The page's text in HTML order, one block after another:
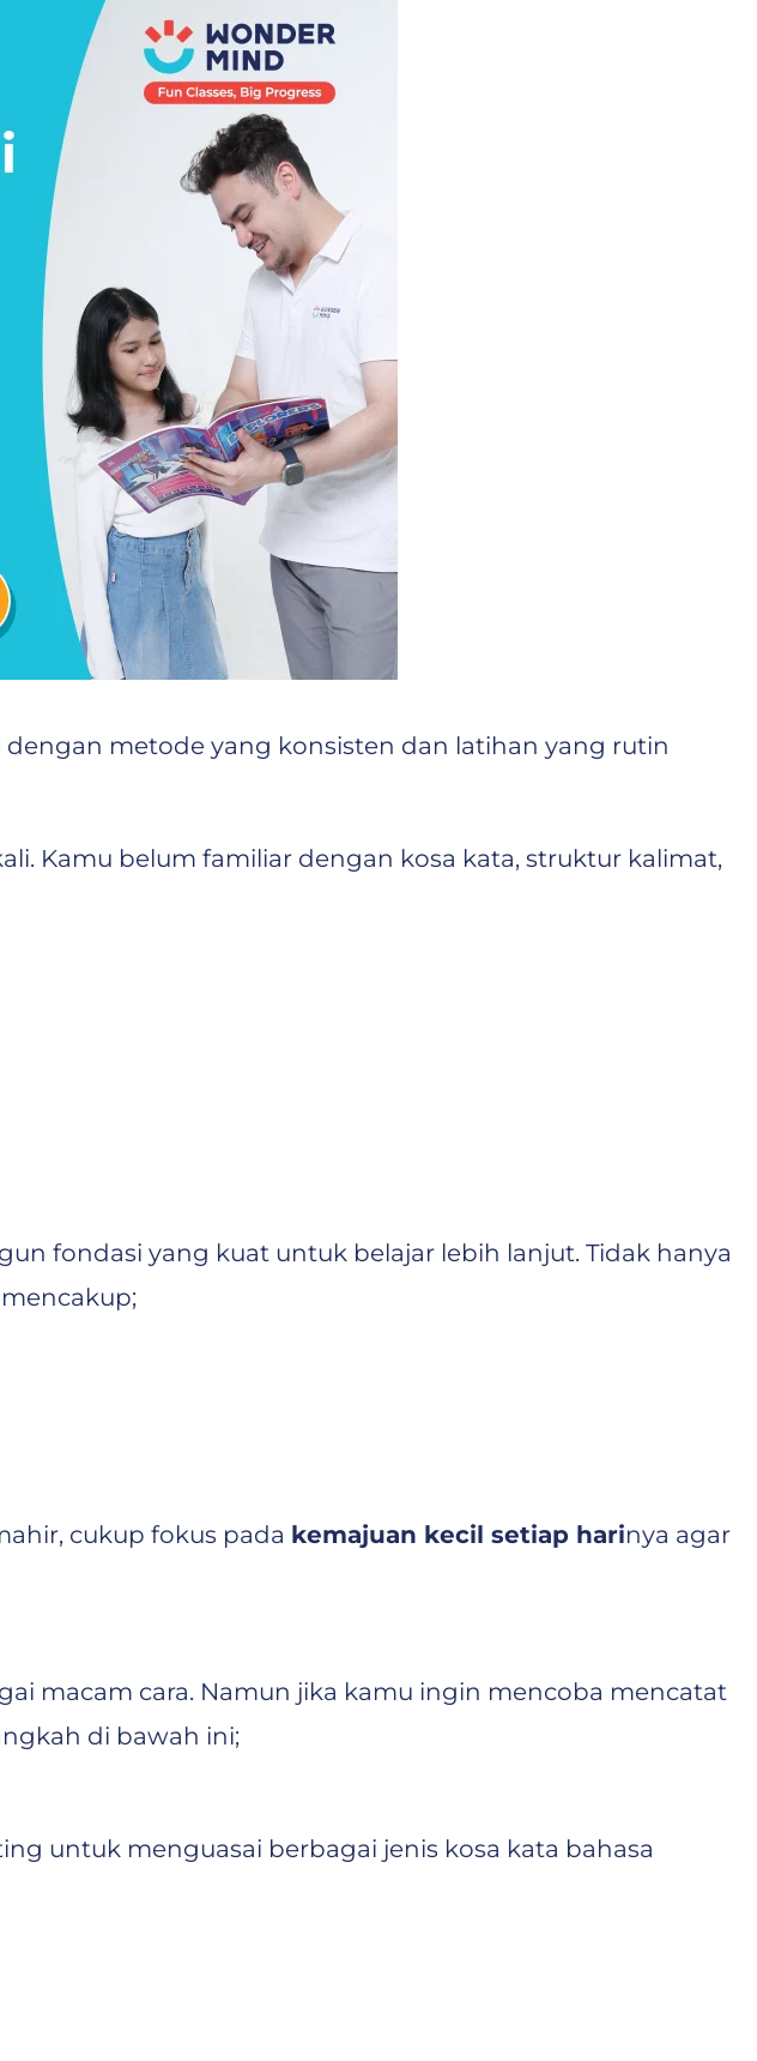
dengan metode yang konsisten dan latihan yang rutin
Kamu belum familiar dengan kosa kata, struktur kalimat,
fondasi yang kuat untuk belajar lebih lanjut. Tidak hanya
cukup fokus pada kemajuan kecil setiap harinya agar
macam cara. Namun jika kamu ingin mencoba mencatat
di bawah ini;
untuk menguasai berbagai jenis kosa kata bahasa